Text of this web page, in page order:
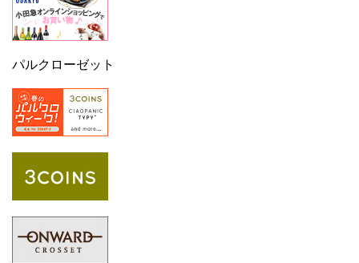
パルクローゼット